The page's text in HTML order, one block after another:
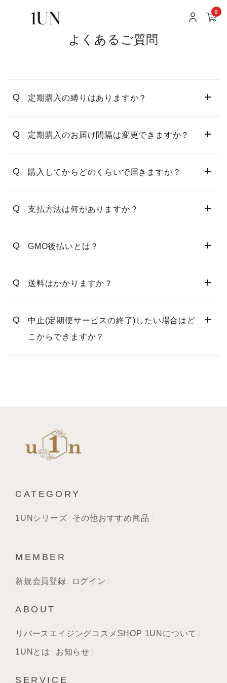
0
よくあるご質問
Q 定期購入の縛りはありますか？
Q 定期購入のお届け間隔は変更できますか？
Q 購入してからどのくらいで届きますか？
Q 支払方法は何がありますか？
Q GMO後払いとは？
Q 送料はかかりますか？
Q
中止(定期便サービスの終了)したい場合はど
こからできますか？
CATEGORY
1UNシリーズ その他おすすめ商品
MEMBER
新規会員登録 ログイン
ABOUT
リバースエイジングコスメSHOP 1UNについて
1UNとは お知らせ
SERVICE